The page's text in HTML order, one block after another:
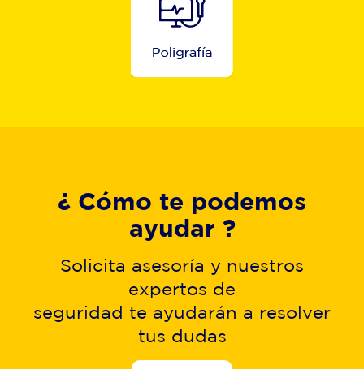
¿ Cómo te podemos
ayudar ?
Solicita asesoría y nuestros
expertos de
seguridad te ayudarán a resolver
tus dudas